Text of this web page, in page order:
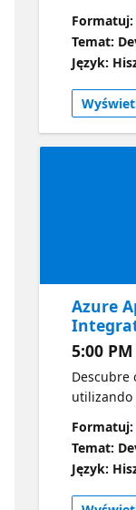
sesión
buenas
trabajo
Formatuj:
Temat:
Język:
Azure
5:00
Descubre
utilizando
a crear
servicios
y
de la
Formatuj:
Temat:
Język: